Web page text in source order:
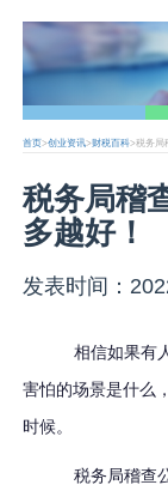
首页>创业资讯>财税百科>税务局
税务局稽
多越好！
发表时间：
相信如果有
害怕的场景是什么
时候。
税务局稽查